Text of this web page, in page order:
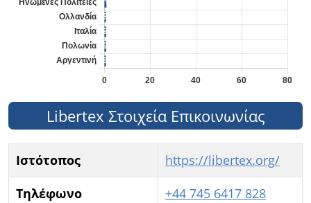
Libertex Στοιχεία Επικοινωνίας
Ιστότοπος
https://libertex.org/
Τηλέφωνο
+44 745 6417 828